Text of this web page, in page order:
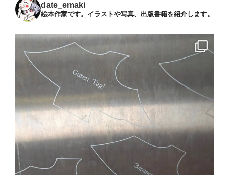
date_emaki
絵本作家です。イラストや写真、出版書籍を紹介します。